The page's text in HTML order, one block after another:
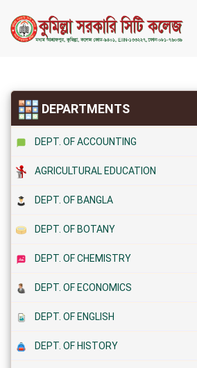
DEPARTMENTS
DEPT. OF ACCOUNTING
AGRICULTURAL EDUCATION
DEPT. OF BANGLA
DEPT. OF BOTANY
DEPT. OF CHEMISTRY
DEPT. OF ECONOMICS
DEPT. OF ENGLISH
DEPT. OF HISTORY